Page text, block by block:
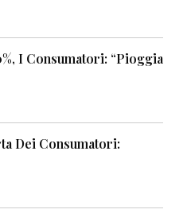
I Consumatori: “Pioggia
Dei Consumatori: